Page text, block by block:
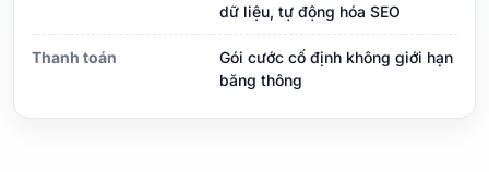
dữ liệu, tự động hóa SEO
Thanh toán
Gói cước cố định không giới hạn
băng thông